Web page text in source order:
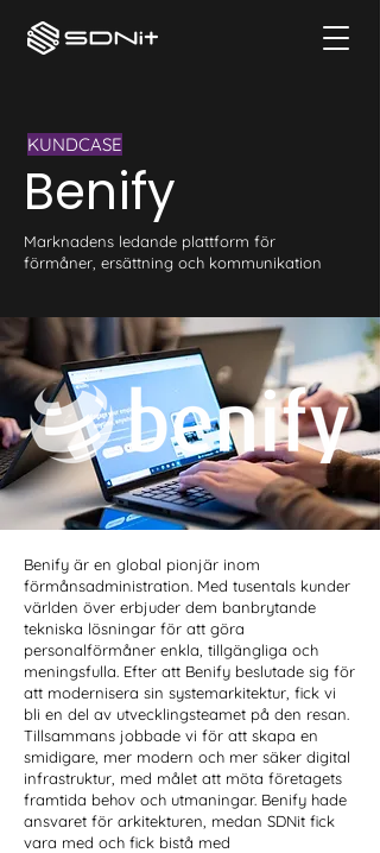
KUNDCASE
Benify
Marknadens ledande plattform för
förmåner, ersättning och kommunikation
Benify är en global pionjär inom
förmånsadministration. Med tusentals kunder
världen över erbjuder dem banbrytande
tekniska lösningar för att göra
personalförmåner enkla, tillgängliga och
meningsfulla. Efter att Benify beslutade sig för
att modernisera sin systemarkitektur, fick vi
bli en del av utvecklingsteamet på den resan.
Tillsammans jobbade vi för att skapa en
smidigare, mer modern och mer säker digital
infrastruktur, med målet att möta företagets
framtida behov och utmaningar. Benify hade
ansvaret för arkitekturen, medan SDNit fick
vara med och fick bistå med